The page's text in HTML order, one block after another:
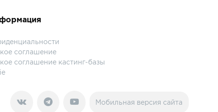
соглашение
соглашение кастинг-базы
Мобильная версия сайта